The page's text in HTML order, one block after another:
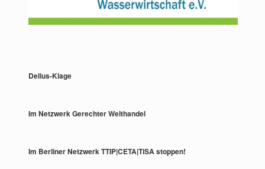
Delius-Klage
Im Netzwerk Gerechter Welthandel
Im Berliner Netzwerk TTIP|CETA|TiSA stoppen!